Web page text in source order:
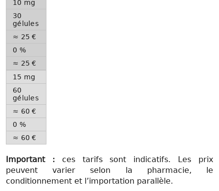
10 mg
30
gélules
≈ 25 €
0 %
≈ 25 €
15 mg
60
gélules
≈ 60 €
0 %
≈ 60 €
Important :ces tarifs sont indicatifs. Les prix
peuvent varier selon la pharmacie, le
conditionnement et l’importation parallèle.